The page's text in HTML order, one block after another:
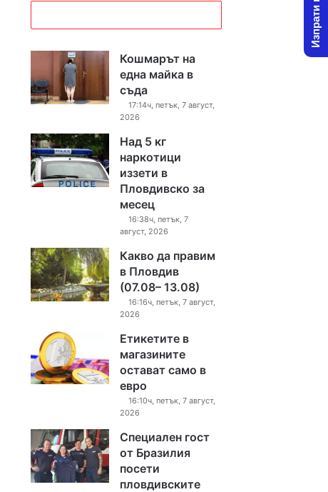
Кошмарът на
една майка в
съда
17:14ч, петък, 7 август,
2026
Над 5 кг
наркотици
иззети в
Пловдивско за
месец
16:38ч, петък, 7
август, 2026
Какво да правим
в Пловдив
(07.08– 13.08)
16:16ч, петък, 7 август,
2026
Етикетите в
магазините
остават само в
евро
16:10ч, петък, 7 август,
2026
Специален гост
от Бразилия
посети
пловдивските